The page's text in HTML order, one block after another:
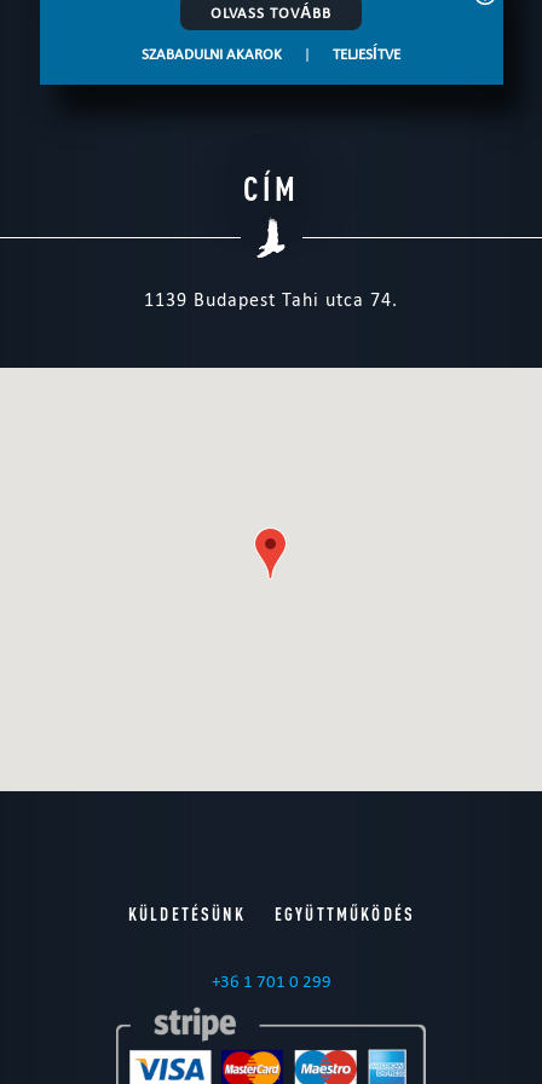
OLVASS TOVÁBB
SZABADULNI AKAROK | TELJESÍTVE
CÍM
1139 Budapest Tahi utca 74.
KÜLDETÉSÜNK EGYÜTTMŰKÖDÉS
+36 1 701 0 299